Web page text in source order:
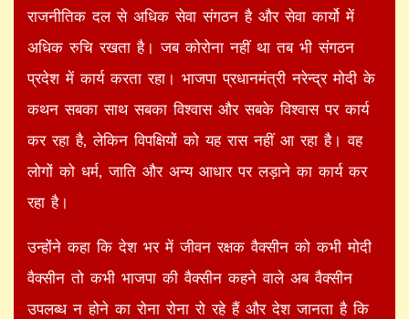
राजनीतिक दल से अधिक सेवा संगठन है और सेवा कार्यो में
अधिक रुचि रखता है। जब कोरोना नहीं था तब भी संगठन
प्रदेश में कार्य करता रहा। भाजपा प्रधानमंत्री नरेन्द्र मोदी के
कथन सबका साथ सबका विश्वास और सबके विश्वास पर कार्य
कर रहा है, लेकिन विपक्षियों को यह रास नहीं आ रहा है। वह
लोगों को धर्म, जाति और अन्य आधार पर लड़ाने का कार्य कर
रहा है।
उन्होंने कहा कि देश भर में जीवन रक्षक वैक्सीन को कभी मोदी
वैक्सीन तो कभी भाजपा की वैक्सीन कहने वाले अब वैक्सीन
उपलब्ध न होने का रोना रोना रो रहे हैं और देश जानता है कि